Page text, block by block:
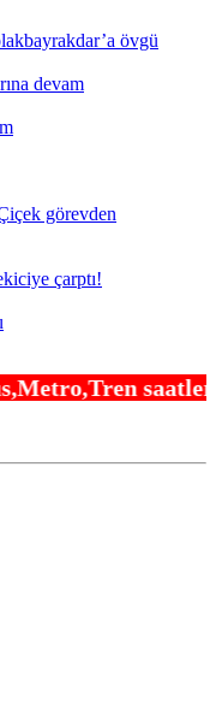
övgü
devam
görevden
çarptı!
saatleri